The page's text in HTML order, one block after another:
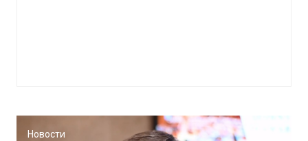
Новости